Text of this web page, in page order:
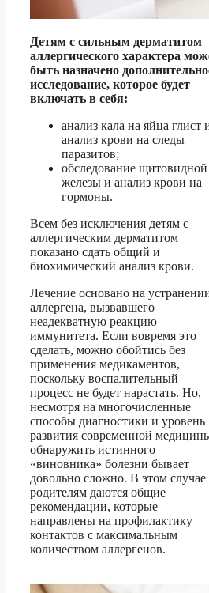
Детям с сильным дерматитом
аллергического характера
быть назначено
исследование, которое будет
включать в себя:
анализ кала на яйца глист
анализ крови на следы
паразитов;
обследование щитовидной
железы и анализ крови на
гормоны.
Всем без исключения детям с
аллергическим дерматитом
показано сдать общий и
биохимический анализ крови.
Лечение основано на
аллергена, вызвавшего
неадекватную реакцию
иммунитета. Если вовремя это
сделать, можно обойтись без
применения медикаментов,
поскольку воспалительный
процесс не будет нарастать. Но,
несмотря на многочисленные
способы диагностики и уровень
развития современной
обнаружить истинного
«виновника» болезни бывает
довольно сложно. В этом случае
родителям даются общие
рекомендации, которые
направлены на профилактику
контактов с максимальным
количеством аллергенов.